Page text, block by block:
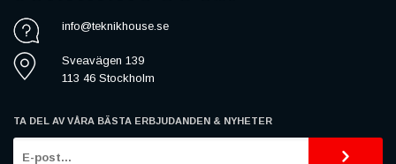
info@teknikhouse.se
Sveavägen 139
113 46 Stockholm
TA DEL AV VÅRA BÄSTA ERBJUDANDEN & NYHETER